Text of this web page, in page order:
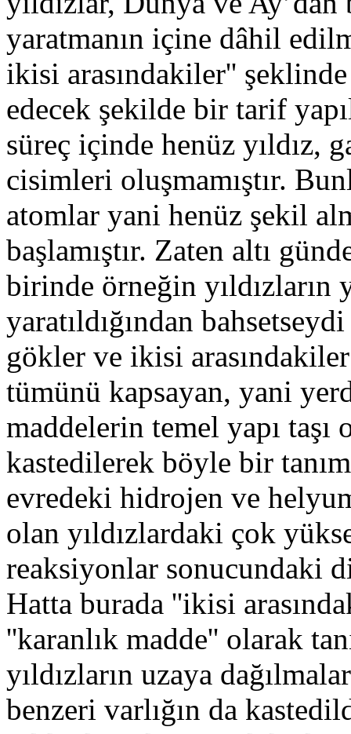
yaratmanın içine dâhil
ikisi arasındakiler''
edecek şekilde bir tarif
süreç içinde henüz yıldız,
cisimleri oluşmamıştır.
atomlar yani henüz şekil
başlamıştır. Zaten altı
birinde örneğin yıldızların
yaratıldığından
gökler ve ikisi
tümünü kapsayan, yani
maddelerin temel yapı taşı
kastedilerek böyle bir
evredeki hidrojen ve
olan yıldızlardaki çok
reaksiyonlar sonucundaki
Hatta burada ''ikisi
''karanlık madde'' olarak
yıldızların uzaya
benzeri varlığın da